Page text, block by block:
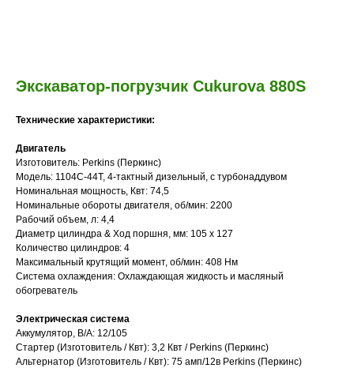
Экскаватор-погрузчик Cukurova 880S
Технические характеристики:
Двигатель
Изготовитель: Perkins (Перкинс)
Модель: 1104C-44T, 4-тактный дизельный, с турбонаддувом
Номинальная мощность, Квт: 74,5
Номинальные обороты двигателя, об/мин: 2200
Рабочий объем, л: 4,4
Диаметр цилиндра & Ход поршня, мм: 105 х 127
Количество цилиндров: 4
Максимальный крутящий момент, об/мин: 408 Нм
Система охлаждения: Охлаждающая жидкость и масляный
обогреватель
Электрическая система
Аккумулятор, В/А: 12/105
Стартер (Изготовитель / Квт): 3,2 Квт / Perkins (Перкинс)
Альтернатор (Изготовитель / Квт): 75 амп/12в Perkins (Перкинс)